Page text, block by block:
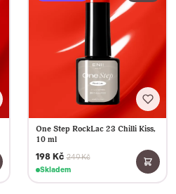
One Step RockLac 23 Chilli Kiss,
10 ml
198 Kč 249 Kč
Skladem